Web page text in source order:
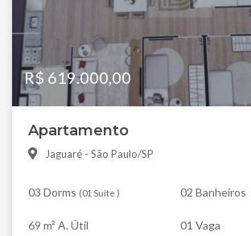
R$ 619.000,00
Apartamento
Jaguaré - São Paulo/SP
03 Dorms (01 Suíte ) 02 Banheiros
69 m² A. Útil 01 Vaga